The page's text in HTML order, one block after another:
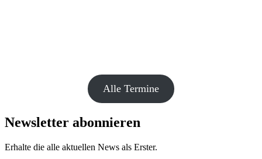
Alle Termine
Newsletter abonnieren
Erhalte die alle aktuellen News als Erster.